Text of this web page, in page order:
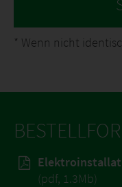
* Wenn nicht
(pdf, 1.3Mb)